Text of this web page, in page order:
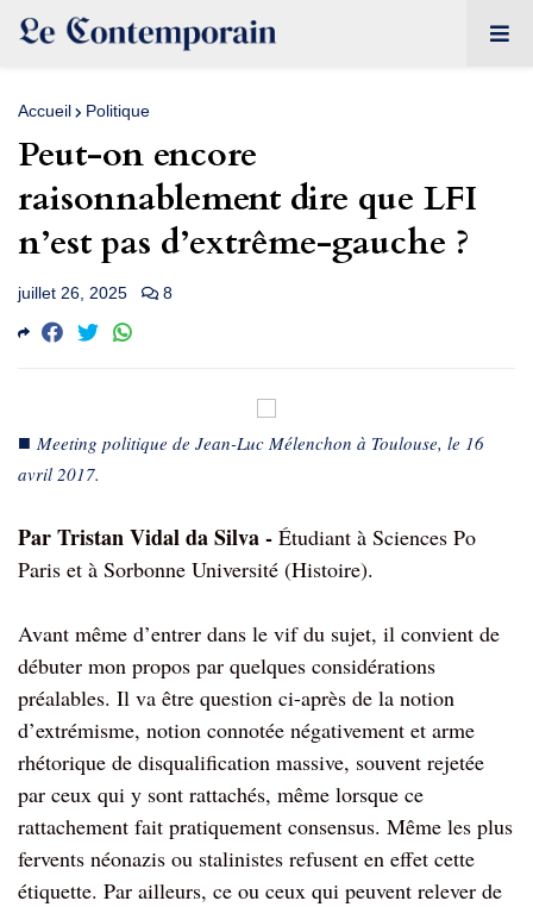
Accueil Politique
Peut-on encore
raisonnablement dire que LFI
n’est pas d’extrême-gauche ?
juillet 26, 2025 8
■ Meeting politique de Jean-Luc Mélenchon à Toulouse, le 16
avril 2017.
Par Tristan Vidal da Silva - Étudiant à Sciences Po
Paris et à Sorbonne Université (Histoire).
Avant même d’entrer dans le vif du sujet, il convient de
débuter mon propos par quelques considérations
préalables. Il va être question ci-après de la notion
d’extrémisme, notion connotée négativement et arme
rhétorique de disqualification massive, souvent rejetée
par ceux qui y sont rattachés, même lorsque ce
rattachement fait pratiquement consensus. Même les plus
fervents néonazis ou stalinistes refusent en effet cette
étiquette. Par ailleurs, ce ou ceux qui peuvent relever de